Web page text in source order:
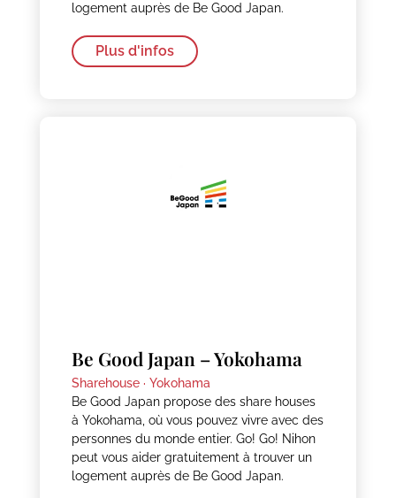
logement auprès de Be Good Japan.
Plus d'infos
Be Good Japan – Yokohama
Sharehouse · Yokohama
Be Good Japan propose des share houses
à Yokohama, où vous pouvez vivre avec des
personnes du monde entier. Go! Go! Nihon
peut vous aider gratuitement à trouver un
logement auprès de Be Good Japan.